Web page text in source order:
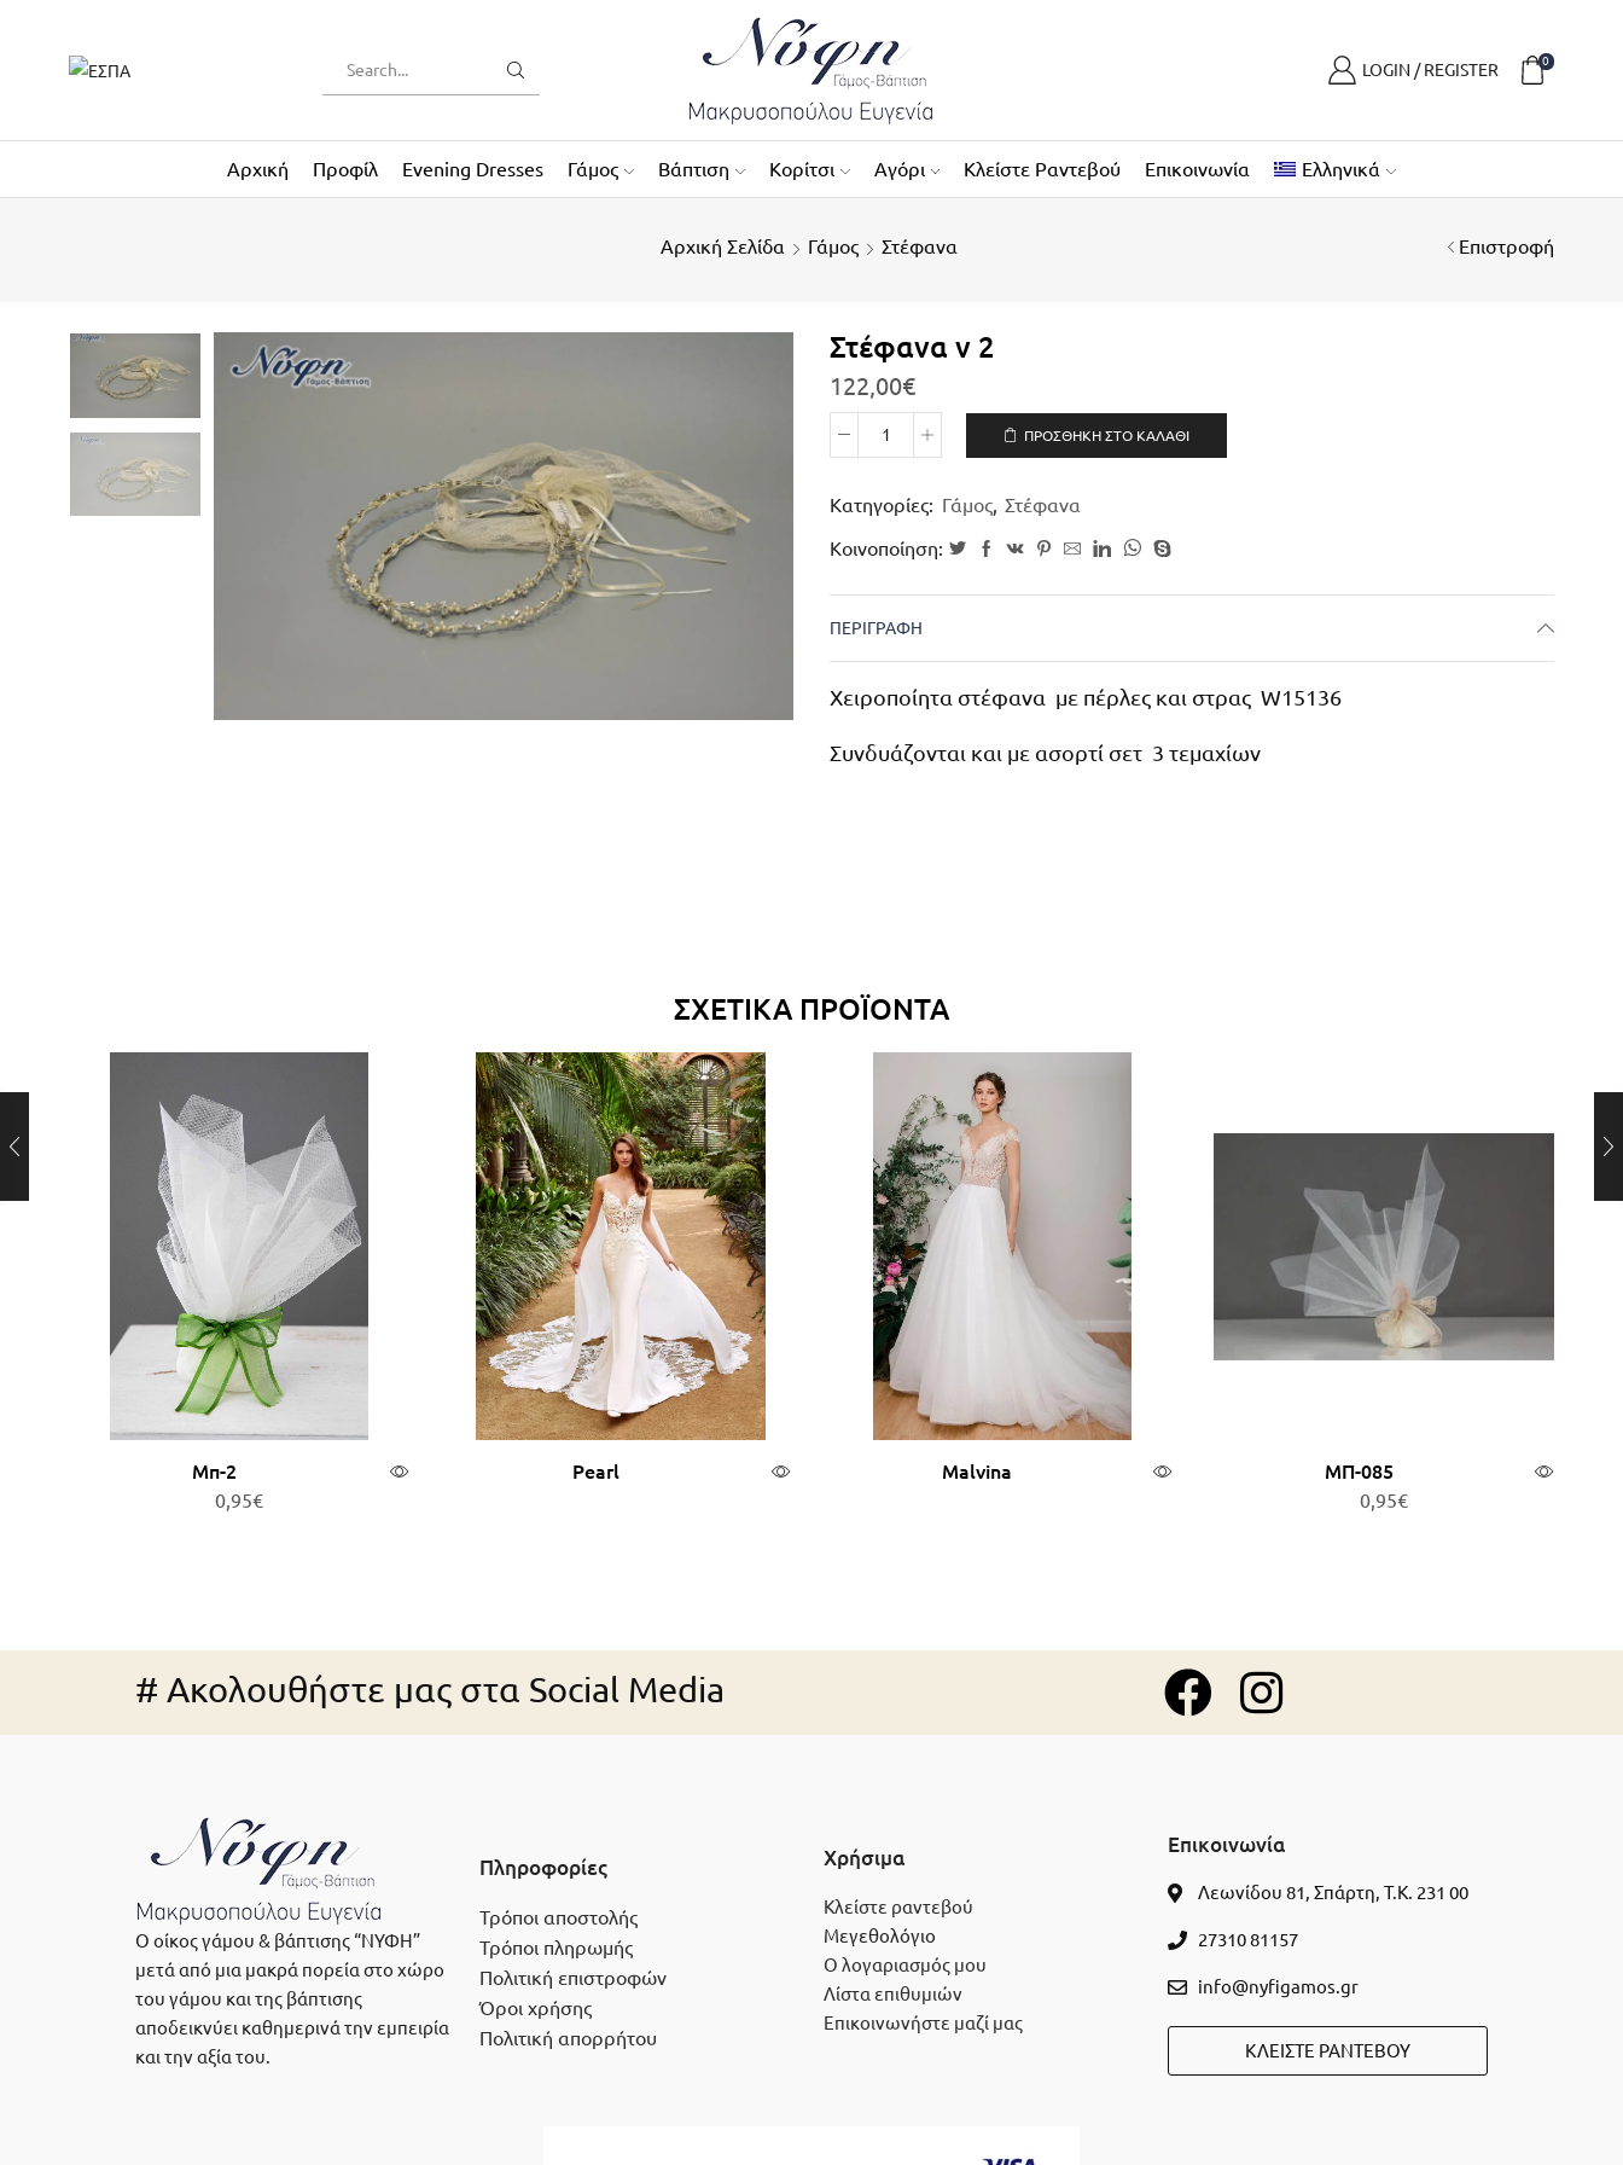
LOGIN / REGISTER 0
Αρχική Προφίλ Evening Dresses Γάμος Βάπτιση Κορίτσι Αγόρι Κλείστε Ραντεβού Επικοινωνία Ελληνικά
Αρχική Σελίδα Γάμος Στέφανα Επιστροφή
Στέφανα ν 2
122,00€
ΠΡΟΣΘΉΚΗ ΣΤΟ ΚΑΛΆΘΙ
Κατηγορίες: Γάμος, Στέφανα
Κοινοποίηση:
ΠΕΡΙΓΡΑΦΉ
Χειροποίητα στέφανα με πέρλες και στρας W15136
Συνδυάζονται και με ασορτί σετ 3 τεμαχίων
ΣΧΕΤΙΚΆ ΠΡΟΪΌΝΤΑ
Μπ-2
0,95€
Pearl Malvina
ΜΠ-085
0,95€
# Ακολουθήστε μας στα Social Media
Ο οίκος γάμου & βάπτισης “ΝΥΦΗ”
μετά από μια μακρά πορεία στο χώρο
του γάμου και της βάπτισης
αποδεικνύει καθημερινά την εμπειρία
και την αξία του.
Πληροφορίες
Τρόποι αποστολής
Τρόποι πληρωμής
Πολιτική επιστροφών
Όροι χρήσης
Πολιτική απορρήτου
Χρήσιμα
Κλείστε ραντεβού
Μεγεθολόγιο
Ο λογαριασμός μου
Λίστα επιθυμιών
Επικοινωνήστε μαζί μας
Επικοινωνία
Λεωνίδου 81, Σπάρτη, Τ.Κ. 231 00
27310 81157
info@nyfigamos.gr
ΚΛΕΊΣΤΕ ΡΑΝΤΕΒΟΎ